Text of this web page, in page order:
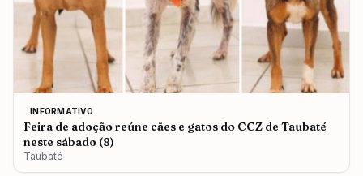
INFORMATIVO
Feira de adoção reúne cães e gatos do CCZ de Taubaté
neste sábado (8)
Taubaté